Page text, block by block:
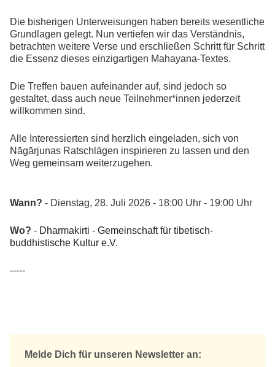
Die bisherigen Unterweisungen haben bereits wesentliche
Grundlagen gelegt. Nun vertiefen wir das Verständnis,
betrachten weitere Verse und erschließen Schritt für Schritt
die Essenz dieses einzigartigen Mahayana-Textes.
Die Treffen bauen aufeinander auf, sind jedoch so
gestaltet, dass auch neue Teilnehmer*innen jederzeit
willkommen sind.
Alle Interessierten sind herzlich eingeladen, sich von
Nāgārjunas Ratschlägen inspirieren zu lassen und den
Weg gemeinsam weiterzugehen.
Wann? - Dienstag, 28. Juli 2026 - 18:00 Uhr - 19:00 Uhr
Wo? - Dharmakirti - Gemeinschaft für tibetisch-
buddhistische Kultur e.V.
-----
Melde Dich für unseren Newsletter an: